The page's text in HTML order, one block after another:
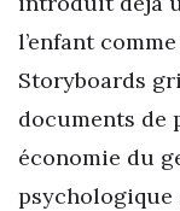
l’enfant
Storyboards
documents de
économie du
psychologique